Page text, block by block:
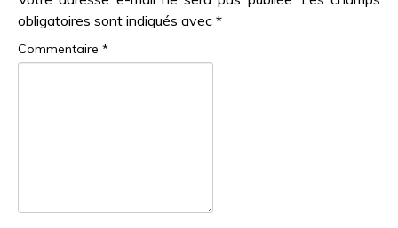
obligatoires sont indiqués avec *
Commentaire *